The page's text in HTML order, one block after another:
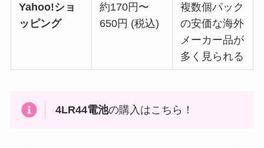
Yahoo!ショ
ッピング
約170円〜
650円 (税込)
複数個パック
の安価な海外
メーカー品が
多く見られる
4LR44電池の購入はこちら！